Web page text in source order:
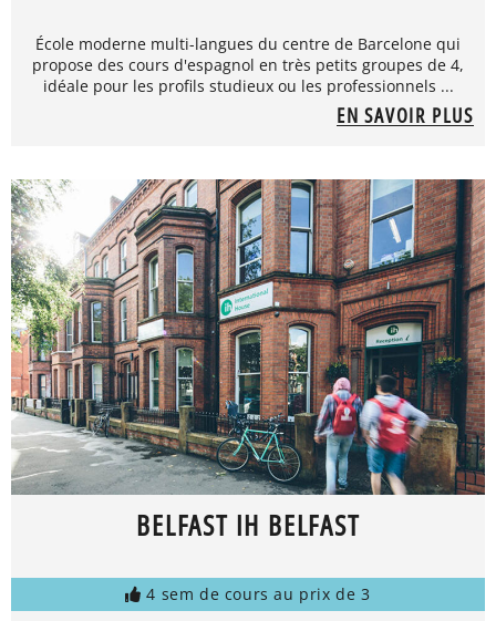
École moderne multi-langues du centre de Barcelone qui
propose des cours d'espagnol en très petits groupes de 4,
idéale pour les profils studieux ou les professionnels ...
EN SAVOIR PLUS
BELFAST IH BELFAST
4 sem de cours au prix de 3